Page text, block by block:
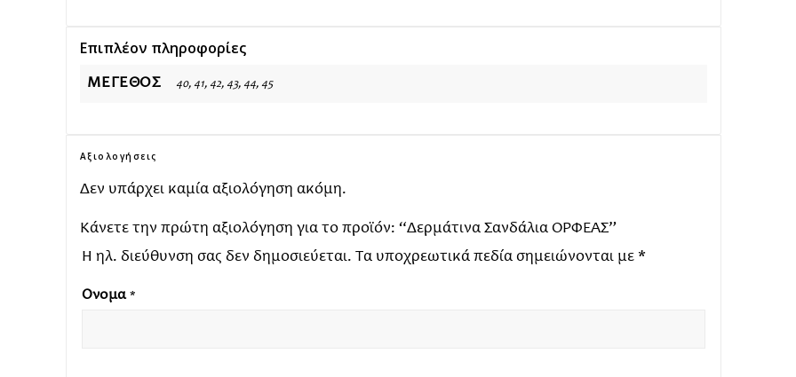
Επιπλέον πληροφορίες
ΜΈΓΕΘΟΣ 40, 41, 42, 43, 44, 45
Αξιολογήσεις
Δεν υπάρχει καμία αξιολόγηση ακόμη.
Κάνετε την πρώτη αξιολόγηση για το προϊόν: “Δερμάτινα Σανδάλια ΟΡΦΕΑΣ”
Η ηλ. διεύθυνση σας δεν δημοσιεύεται. Τα υποχρεωτικά πεδία σημειώνονται με *
Όνομα *